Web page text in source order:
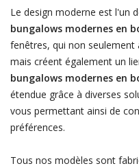
Le design moderne est l'un
bungalows modernes en
fenêtres, qui non
mais créent également un
bungalows modernes en
étendue grâce à diverses
vous permettant ainsi de
préférences.
Tous nos modèles sont